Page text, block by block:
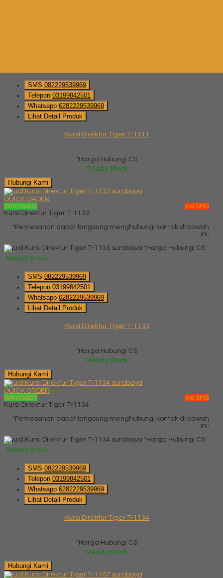
SMS 082229539969
Telepon 03199842501
Whatsapp 6282229539969
Lihat Detail Produk
Kursi Direktur Tiger T-1111
*Harga Hubungi CS
Ready Stock
Hubungi Kami
QUICK ORDER
Whatsapp
via SMS
Kursi Direktur Tiger T-1133
*Pemesanan dapat langsung menghubungi kontak di bawah
ini:
*Harga Hubungi CS
Ready Stock
SMS 082229539969
Telepon 03199842501
Whatsapp 6282229539969
Lihat Detail Produk
Kursi Direktur Tiger T-1133
*Harga Hubungi CS
Ready Stock
Hubungi Kami
QUICK ORDER
Whatsapp
via SMS
Kursi Direktur Tiger T-1134
*Pemesanan dapat langsung menghubungi kontak di bawah
ini:
*Harga Hubungi CS
Ready Stock
SMS 082229539969
Telepon 03199842501
Whatsapp 6282229539969
Lihat Detail Produk
Kursi Direktur Tiger T-1134
*Harga Hubungi CS
Ready Stock
Hubungi Kami